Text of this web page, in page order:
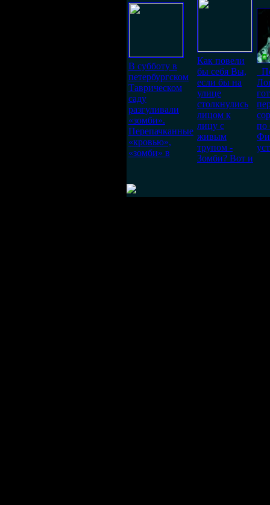
В субботу в
петербургском
Таврическом
саду
разгуливали
«зомби».
Перепачканные
«кровью»,
«зомби» в
Как повели
бы себя Вы,
если бы на
улице
столкнулись
лицом к
лицу с
живым
трупом -
Зомби? Вот и
по